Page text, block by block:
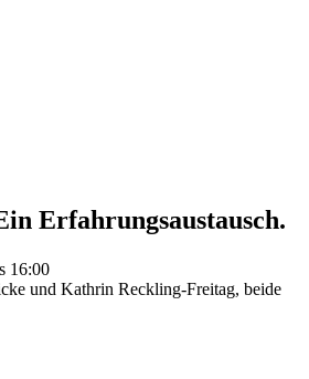
Erfahrungsaustausch.
16:00
und Kathrin Reckling-Freitag, beide